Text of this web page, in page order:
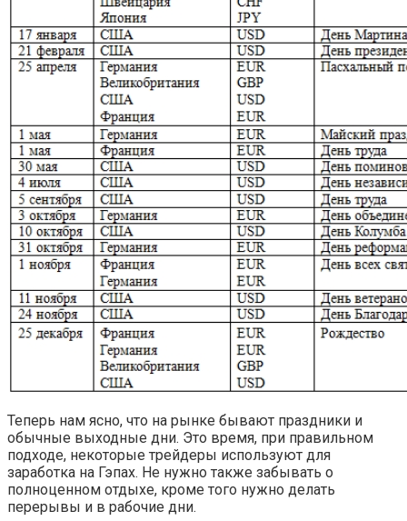
Теперь нам ясно, что на рынке бывают праздники и
обычные выходные дни. Это время, при правильном
подходе, некоторые трейдеры используют для
заработка на Гэпах. Не нужно также забывать о
полноценном отдыхе, кроме того нужно делать
перерывы и в рабочие дни.